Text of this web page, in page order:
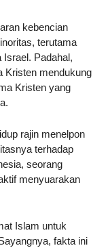
kebencian
terutama
Padahal,
Kristen mendukung
Kristen yang
rajin menelpon
terhadap
seorang
menyuarakan
Islam untuk
fakta ini